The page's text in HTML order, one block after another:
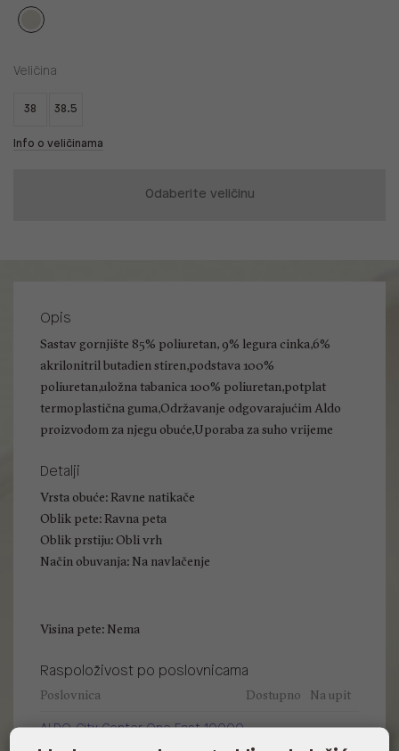
Veličina
38 38.5
Info o veličinama
Odaberite veličinu
Opis
Sastav gornjište 85% poliuretan, 9% legura cinka,6%
akrilonitril butadien stiren,podstava 100%
poliuretan,uložna tabanica 100% poliuretan,potplat
termoplastična guma,Održavanje odgovarajućim Aldo
proizvodom za njegu obuće,Uporaba za suho vrijeme
Detalji
Vrsta obuće: Ravne natikače
Oblik pete: Ravna peta
Oblik prstiju: Obli vrh
Način obuvanja: Na navlačenje
Visina pete: Nema
Raspoloživost po poslovnicama
Poslovnica Dostupno Na upit
ALDO, City Center One East 10000
Zagreb